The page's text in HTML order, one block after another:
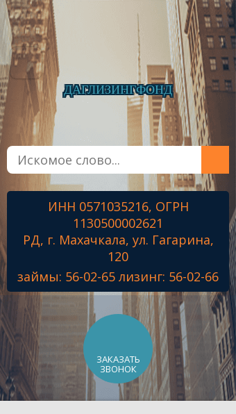
ДАГЛИЗИНГФОНД
Главная
О фонде
Микрозаймы
Лизинг
Наши проекты
Знамя Победы
Наши ветераны
ИНН 0571035216, ОГРН
1130500002621
РД, г. Махачкала, ул. Гагарина,
120
займы: 56-02-65 лизинг: 56-02-66
ЗАКАЗАТЬ
ЗВОНОК